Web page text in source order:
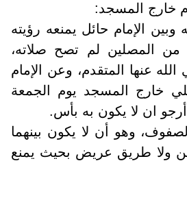
خارج المسجد:
وبين الإمام حائل يمنعه رؤيته
من المصلين لم تصح صلاته،
عنها المتقدم، وعن الإمام
خارج المسجد يوم الجمعة
ان لا يكون به بأس.
وهو أن لا يكون بينهما
ولا طريق عريض بحيث يمنع